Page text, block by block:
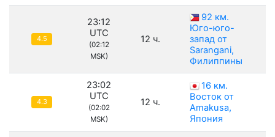
4.5
23:12
UTC
(02:12
MSK)
12 ч.
92 км.
Юго-юго-
запад от
Sarangani,
Филиппины
4.3
23:02
UTC
(02:02
MSK)
12 ч.
16 км.
Восток от
Amakusa,
Япония